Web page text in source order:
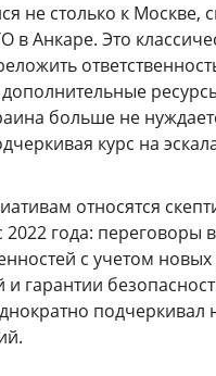
не столько к Москве,
в Анкаре. Это
больше не
курс на
относятся
2022 года:
с учетом
и гарантии